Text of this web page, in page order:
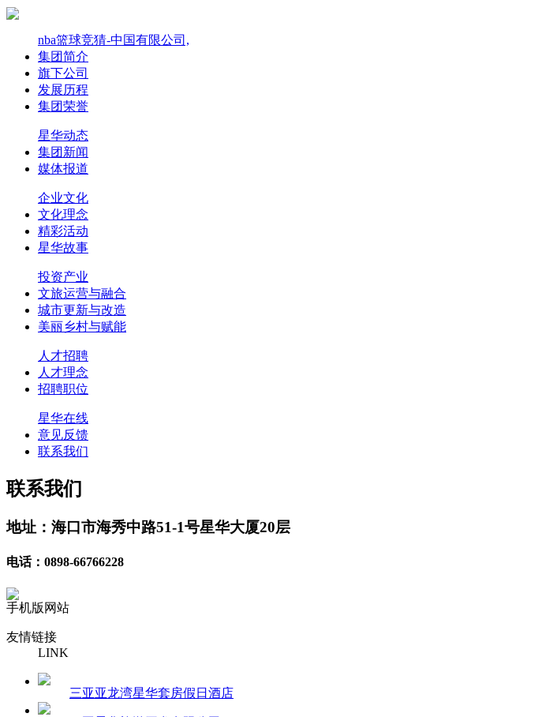
nba篮球竞猜-中国有限公司,
集团简介
旗下公司
发展历程
集团荣誉
星华动态
集团新闻
媒体报道
企业文化
文化理念
精彩活动
星华故事
投资产业
文旅运营与融合
城市更新与改造
美丽乡村与赋能
人才招聘
人才理念
招聘职位
星华在线
意见反馈
联系我们
联系我们
地址：海口市海秀中路51-1号星华大厦20层
电话：0898-66766228
手机版网站
友情链接
LINK
三亚亚龙湾星华套房假日酒店